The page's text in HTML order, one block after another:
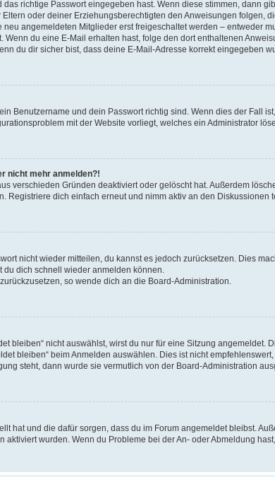
richtige Passwort eingegeben hast. Wenn diese stimmen, dann
oder deiner Erziehungsberechtigten den Anweisungen folgen,
angemeldeten Mitglieder erst freigeschaltet werden – entweder
du eine E-Mail erhalten hast, folge den dort enthaltenen
du dir sicher bist, dass deine E-Mail-Adresse korrekt eingegeben
Benutzername und dein Passwort richtig sind. Wenn dies der Fall
mit der Website vorliegt, welches ein Administrator
nicht mehr anmelden?!
verschieden Gründen deaktiviert oder gelöscht hat. Außerdem
Registriere dich einfach erneut und nimm aktiv an den Diskussionen
nicht wieder mitteilen, du kannst es jedoch zurücksetzen. Dies
dich schnell wieder anmelden können.
so wende dich an die Board-Administration.
bleiben“ nicht auswählst, wirst du nur für eine Sitzung
bleiben“ beim Anmelden auswählen. Dies ist nicht
steht, dann wurde sie vermutlich von der Board-Administration
hat und die dafür sorgen, dass du im Forum angemeldet bleibst.
aktiviert wurden. Wenn du Probleme bei der An- oder Abmeldung